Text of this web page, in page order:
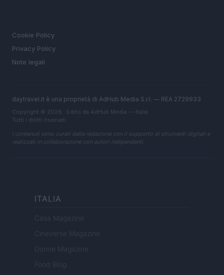
Cookie Policy
Privacy Policy
Note legali
daytravel.it è una proprietà di AdHub Media S.r.l. — REA 2729933
Copyright © 2026 · Edito da AdHub Media — Italia
Tutti i diritti riservati
I contenuti sono curati dalla redazione con il supporto di strumenti digitali e
realizzati in collaborazione con autori indipendenti.
ITALIA
Casa Magazine
Cineverse Magazine
Donne Magazine
Food Blog